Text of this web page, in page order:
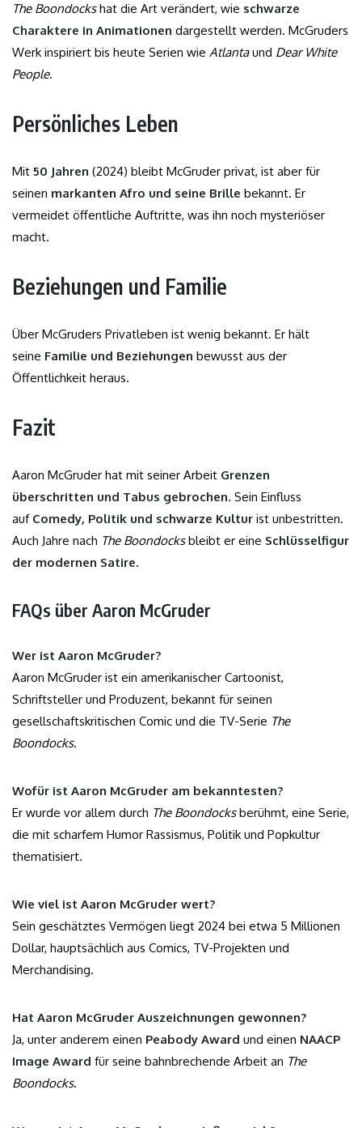
The Boondockshat die Art verändert, wie schwarze
Charaktere in Animationen dargestellt werden. McGruders
Werk inspiriert bis heute Serien wie Atlantaund Dear White
People.
Persönliches Leben
Mit 50 Jahren (2024) bleibt McGruder privat, ist aber für
seinen markanten Afro und seine Brille bekannt. Er
vermeidet öffentliche Auftritte, was ihn noch mysteriöser
macht.
Beziehungen und Familie
Über McGruders Privatleben ist wenig bekannt. Er hält
seine Familie und Beziehungen bewusst aus der
Öffentlichkeit heraus.
Fazit
Aaron McGruder hat mit seiner Arbeit Grenzen
überschritten und Tabus gebrochen. Sein Einfluss
auf Comedy, Politik und schwarze Kultur ist unbestritten.
Auch Jahre nach The Boondocksbleibt er eine Schlüsselfigur
der modernen Satire.
FAQs über Aaron McGruder
Wer ist Aaron McGruder?
Aaron McGruder ist ein amerikanischer Cartoonist,
Schriftsteller und Produzent, bekannt für seinen
gesellschaftskritischen Comic und die TV-Serie The
Boondocks.
Wofür ist Aaron McGruder am bekanntesten?
Er wurde vor allem durch The Boondocksberühmt, eine Serie,
die mit scharfem Humor Rassismus, Politik und Popkultur
thematisiert.
Wie viel ist Aaron McGruder wert?
Sein geschätztes Vermögen liegt 2024 bei etwa 5 Millionen
Dollar, hauptsächlich aus Comics, TV-Projekten und
Merchandising.
Hat Aaron McGruder Auszeichnungen gewonnen?
Ja, unter anderem einen Peabody Award und einen NAACP
Image Award für seine bahnbrechende Arbeit an The
Boondocks.